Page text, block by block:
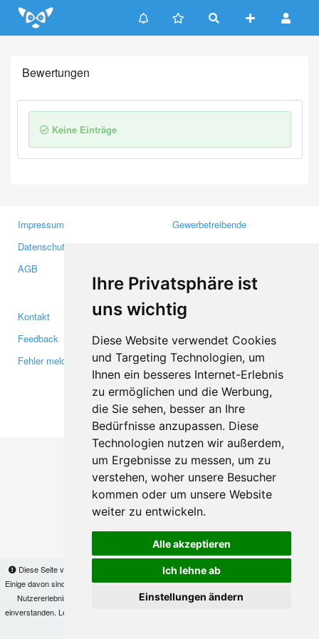
Ihre Privatsphäre ist
uns wichtig
Diese Website verwendet Cookies
und Targeting Technologien, um
Ihnen ein besseres Internet-Erlebnis
zu ermöglichen und die Werbung,
die Sie sehen, besser an Ihre
Bedürfnisse anzupassen. Diese
Technologien nutzen wir außerdem,
um Ergebnisse zu messen, um zu
verstehen, woher unsere Besucher
kommen oder um unsere Website
weiter zu entwickeln.
Alle akzeptieren
Ich lehne ab
Einstellungen ändern
Update cookies preferences
Diese Seite verwendet Cookies, um Informationen auf Ihrem Computer zu speichern.
Einige davon sind notwendig, damit unsere Seite funktioniert, andere helfen uns dabei, das
Nutzererlebnis zu verbessern. Mit der Nutzung dieser Seite erklären Sie sich damit
einverstanden. Lesen Sie unsere
Bewertungen
Keine Einträge
Impressum
Datenschutzerklärung
AGB
Gewerbetreibende
Medien
Kontakt
Feedback
Fehler melden
Facebook
Twitter
YouTube
Google+
Makis© Copyright 2026